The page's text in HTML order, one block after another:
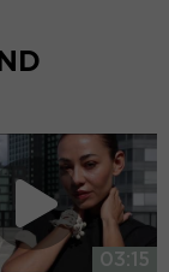
03:15